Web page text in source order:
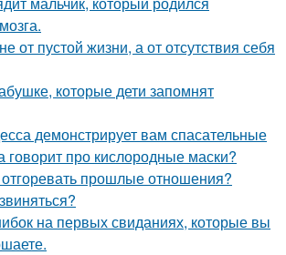
от пустой жизни, а от отсутствия себя
которые дети запомнят
демонстрирует вам спасательные
говорит про кислородные маски?
прошлые отношения?
на первых свиданиях, которые вы